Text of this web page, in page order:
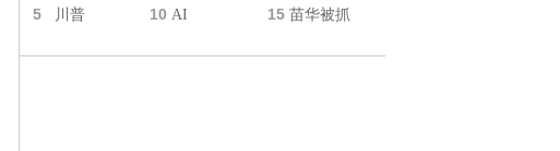
5 川普 10 AI 15 苗华被抓